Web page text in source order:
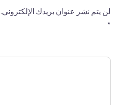
لن يتم نشر عنوان بريدك الإلكتروني.
*